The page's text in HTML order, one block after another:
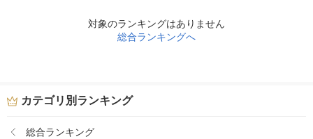
対象のランキングはありません
総合ランキングへ
カテゴリ別ランキング
総合ランキング